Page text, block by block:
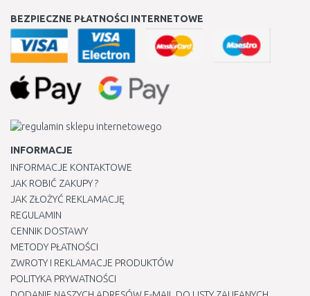
BEZPIECZNE PŁATNOŚCI INTERNETOWE
INFORMACJE
INFORMACJE KONTAKTOWE
JAK ROBIĆ ZAKUPY ?
JAK ZŁOŻYĆ REKLAMACJĘ
REGULAMIN
CENNIK DOSTAWY
METODY PŁATNOŚCI
ZWROTY I REKLAMACJE PRODUKTÓW
POLITYKA PRYWATNOŚCI